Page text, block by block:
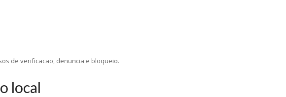
de verificacao, denuncia e bloqueio.
local